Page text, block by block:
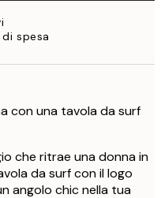
spesa
con una tavola da surf
che ritrae una donna in
da surf con il logo
angolo chic nella tua